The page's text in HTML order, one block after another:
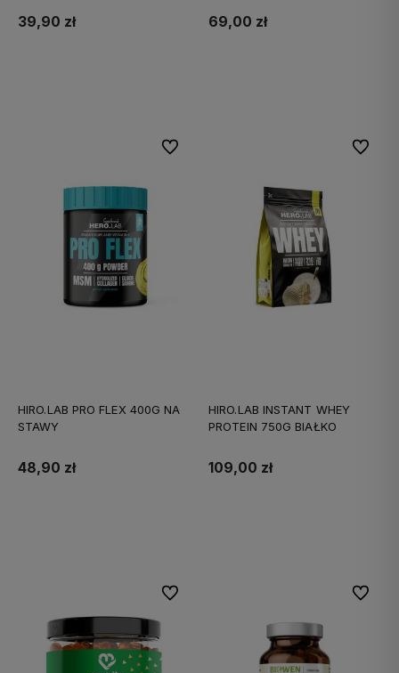
39,90 zł 69,00 zł
HIRO.LAB PRO FLEX 400G NA
STAWY
48,90 zł
Do ulubionych
HIRO.LAB INSTANT WHEY
PROTEIN 750G BIAŁKO
109,00 zł
Do
Do ulubionych Do